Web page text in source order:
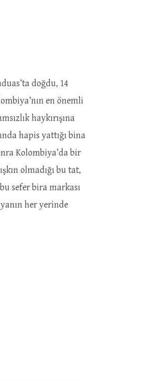
doğdu, 14
en önemli
haykırışına
hapis yattığı bina
Kolombiya’da bir
olmadığı bu tat,
sefer bira markası
her yerinde